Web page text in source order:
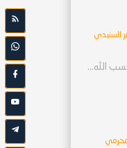
السنيدي
الله...